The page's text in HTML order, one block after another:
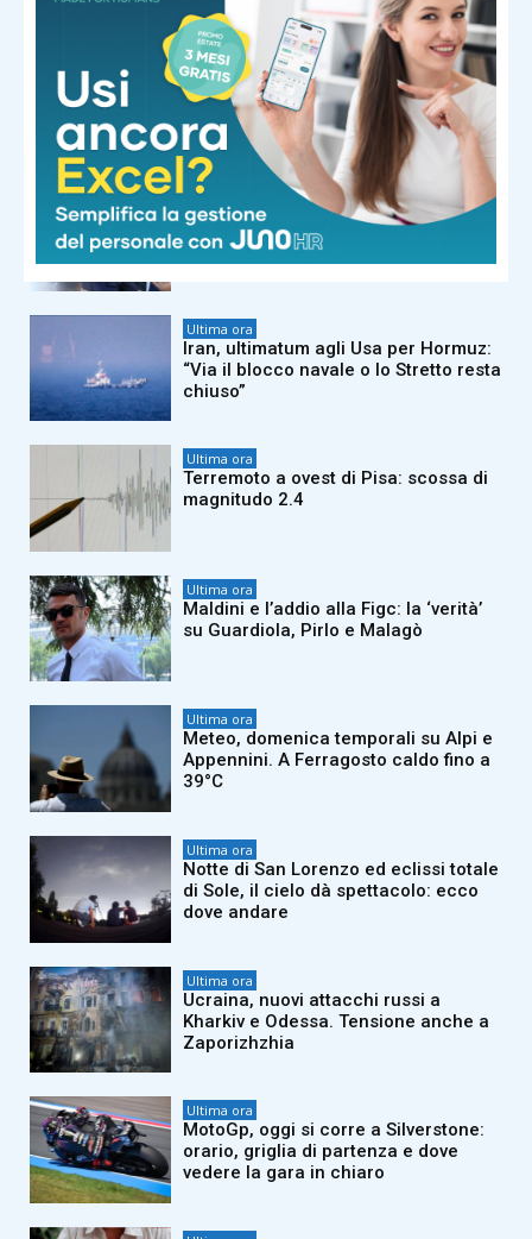
NOTIZIE CORRELATE
Ultima ora
Malagò: “Bianchedi sarà
capodelegazione della Nazionale.
Mancini è il ct giusto”
Ultima ora
La Fifa difende Infantino: “Tante
falsità sul presidente, più di 30 anni
di vita dedicati al calcio”
Ultima ora
Iran, ultimatum agli Usa per Hormuz:
“Via il blocco navale o lo Stretto resta
chiuso”
Ultima ora
Terremoto a ovest di Pisa: scossa di
magnitudo 2.4
Ultima ora
Maldini e l’addio alla Figc: la ‘verità’
su Guardiola, Pirlo e Malagò
Ultima ora
Meteo, domenica temporali su Alpi e
Appennini. A Ferragosto caldo fino a
39°C
Ultima ora
Notte di San Lorenzo ed eclissi totale
di Sole, il cielo dà spettacolo: ecco
dove andare
Ultima ora
Ucraina, nuovi attacchi russi a
Kharkiv e Odessa. Tensione anche a
Zaporizhzhia
Ultima ora
MotoGp, oggi si corre a Silverstone:
orario, griglia di partenza e dove
vedere la gara in chiaro